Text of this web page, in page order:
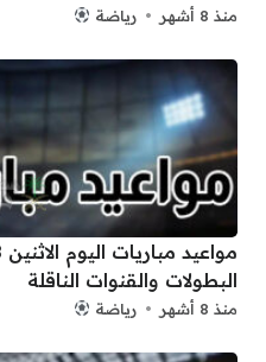
منذ 8 أشهر رياضة
البطولات والقنوات الناقلة
منذ 8 أشهر رياضة